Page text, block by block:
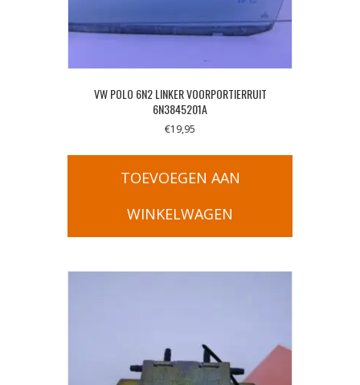
VW POLO 6N2 LINKER VOORPORTIERRUIT
6N3845201A
€19,95
TOEVOEGEN AAN
WINKELWAGEN